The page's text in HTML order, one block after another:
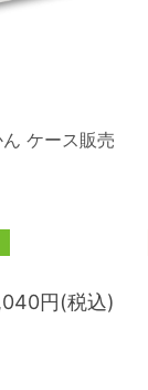
ん ケース販売
円(税込)